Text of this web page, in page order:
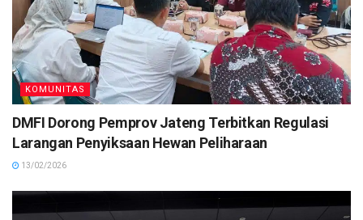
KOMUNITAS
DMFI Dorong Pemprov Jateng Terbitkan Regulasi
Larangan Penyiksaan Hewan Peliharaan
13/02/2026